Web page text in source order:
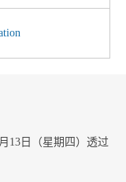
13日（星期四）透过